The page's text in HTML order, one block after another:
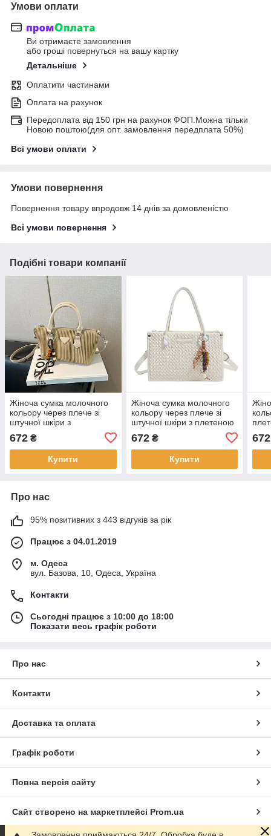
Умови оплати
Ви отримаєте замовлення
або гроші повернуться на вашу картку
Детальніше
Оплатити частинами
Оплата на рахунок
Передоплата від 150 грн на рахунок ФОП.Можна тільки
Новою поштою(для опт. замовлення передплата 50%)
Всі умови оплати
Умови повернення
Повернення товару впродовж 14 днів за домовленістю
Всі умови повернення
Подібні товари компанії
Жіноча сумка молочного
кольору через плече зі
штучної шкіри з
компактна стильна
модель 14×25 см KAY
672 ₴
Купити
Жіноча сумка молочного
кольору через плече зі
штучної шкіри з плетеною
компактна сумка 17×25 см
KAY
672₴
Купити
672
Про нас
95% позитивних з 443 відгуків за рік
Працює з 04.01.2019
м. Одеса
вул. Базова, 10, Одеса, Україна
Контакти
Сьогодні працює з 10:00 до 18:00
Показати весь графік роботи
Про нас
Контакти
Доставка та оплата
Графік роботи
Повна версія сайту
Сайт створено на маркетплейсі Prom.ua